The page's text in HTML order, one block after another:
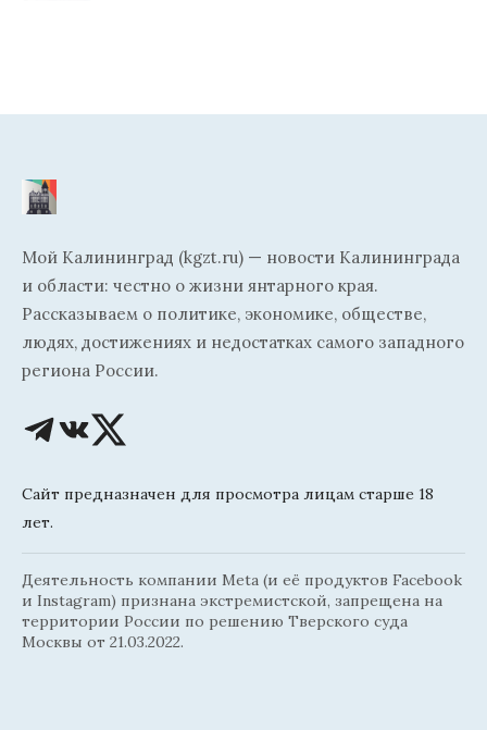
Мой Калининград (kgzt.ru) — новости Калининграда
и области: честно о жизни янтарного края.
Рассказываем о политике, экономике, обществе,
людях, достижениях и недостатках самого западного
региона России.
Сайт предназначен для просмотра лицам старше 18
лет.
Деятельность компании Meta (и её продуктов Facebook
и Instagram) признана экстремистской, запрещена на
территории России по решению Тверского суда
Москвы от 21.03.2022.